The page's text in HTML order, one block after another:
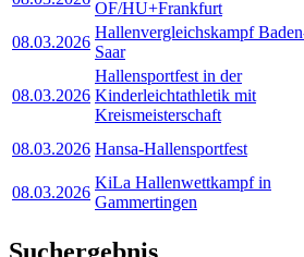
OF/HU+Frankfurt
08.03.2026
Hallenvergleichskampf
Saar
08.03.2026
Hallensportfest in der
Kinderleichtathletik mit
Kreismeisterschaft
08.03.2026 Hansa-Hallensportfest
08.03.2026
KiLa Hallenwettkampf in
Gammertingen
Suchergebnis